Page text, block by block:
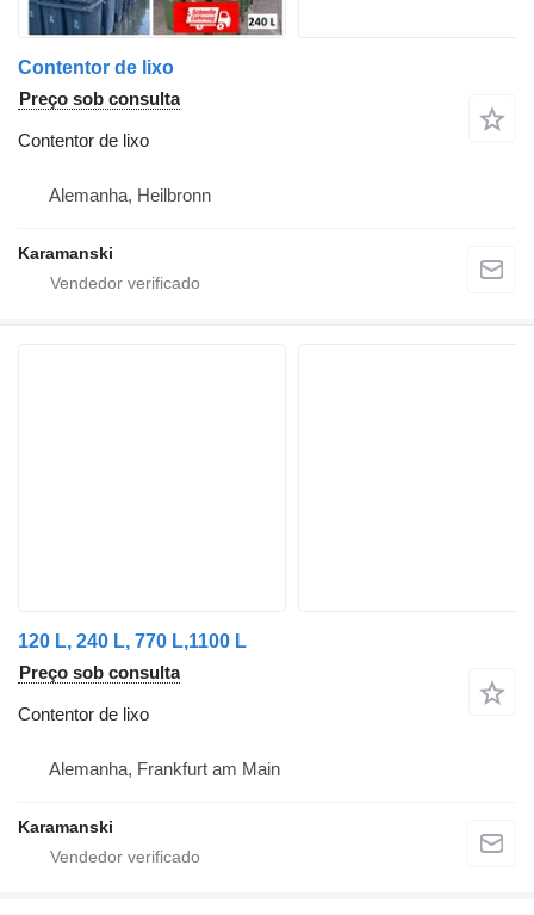
Contentor de lixo
Preço sob consulta
Contentor de lixo
Alemanha, Heilbronn
Karamanski
120 L, 240 L, 770 L,1100 L
Preço sob consulta
Contentor de lixo
Alemanha, Frankfurt am Main
Karamanski